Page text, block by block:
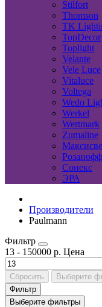
Stilfort
Thomson
TK
TopDecor
Toplight
Velante
Vele Luce
Vitaluce
Voltega
Wedo
Werkel
Wertmark
Zumaline
Розанофф
Сонекс
ЭРА
Производители
Paulmann
Фильтр
13 - 150000 р. Цена
Сбросить
Выберите
Фильтр
Выберите фильтры